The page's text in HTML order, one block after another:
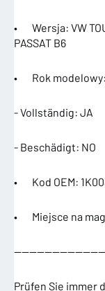
• Wersja: VW
PASSAT B6
• Rok
- Vollständig: JA
- Beschädigt: NO
• Kod OEM:
• Miejsce na
Prüfen Sie immer